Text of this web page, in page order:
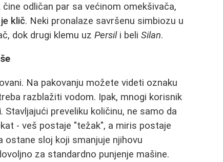
odličan par sa većinom omekšivača,
klič. Neki pronalaze savršenu simbiozu u
dok drugi klemu uzPersili beliSilan.
Na pakovanju možete videti oznaku
razblažiti vodom. Ipak, mnogi korisnik
. Stavljajući preveliku količinu, ne samo da
- veš postaje "težak", a miris postaje
ostane sloj koji smanjuje njihovu
za standardno punjenje mašine.